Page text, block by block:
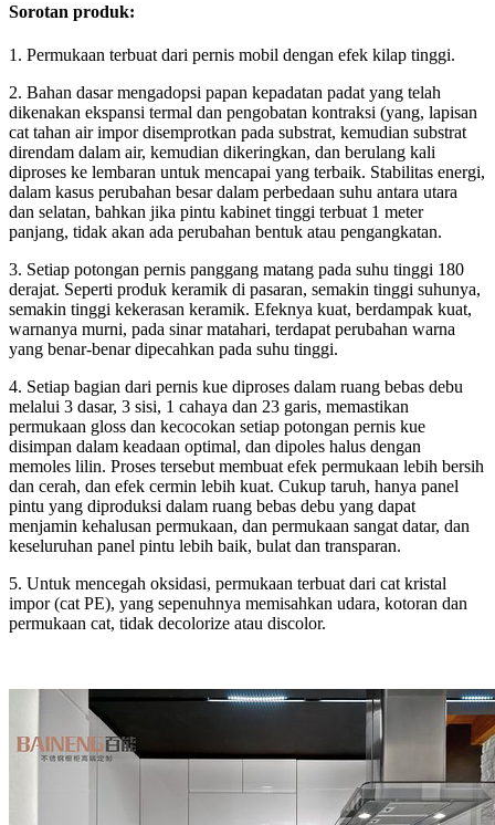
Sorotan produk:
1. Permukaan terbuat dari pernis mobil dengan efek kilap tinggi.
2. Bahan dasar mengadopsi papan kepadatan padat yang telah
dikenakan ekspansi termal dan pengobatan kontraksi (yang, lapisan
cat tahan air impor disemprotkan pada substrat, kemudian substrat
direndam dalam air, kemudian dikeringkan, dan berulang kali
diproses ke lembaran untuk mencapai yang terbaik. Stabilitas energi,
dalam kasus perubahan besar dalam perbedaan suhu antara utara
dan selatan, bahkan jika pintu kabinet tinggi terbuat 1 meter
panjang, tidak akan ada perubahan bentuk atau pengangkatan.
3. Setiap potongan pernis panggang matang pada suhu tinggi 180
derajat. Seperti produk keramik di pasaran, semakin tinggi suhunya,
semakin tinggi kekerasan keramik. Efeknya kuat, berdampak kuat,
warnanya murni, pada sinar matahari, terdapat perubahan warna
yang benar-benar dipecahkan pada suhu tinggi.
4. Setiap bagian dari pernis kue diproses dalam ruang bebas debu
melalui 3 dasar, 3 sisi, 1 cahaya dan 23 garis, memastikan
permukaan gloss dan kecocokan setiap potongan pernis kue
disimpan dalam keadaan optimal, dan dipoles halus dengan
memoles lilin. Proses tersebut membuat efek permukaan lebih bersih
dan cerah, dan efek cermin lebih kuat. Cukup taruh, hanya panel
pintu yang diproduksi dalam ruang bebas debu yang dapat
menjamin kehalusan permukaan, dan permukaan sangat datar, dan
keseluruhan panel pintu lebih baik, bulat dan transparan.
5. Untuk mencegah oksidasi, permukaan terbuat dari cat kristal
impor (cat PE), yang sepenuhnya memisahkan udara, kotoran dan
permukaan cat, tidak decolorize atau discolor.